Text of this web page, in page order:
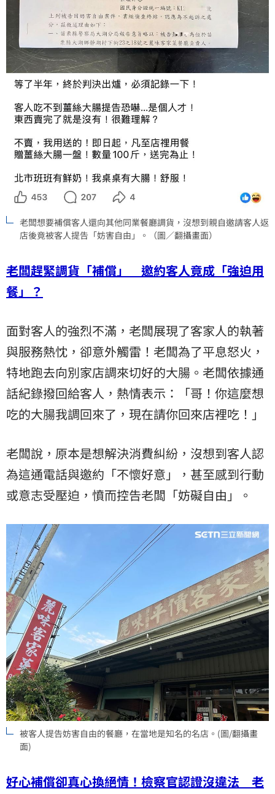
老闆想要補償客人還向其他同業餐廳調貨，沒想到親自邀請客人返
店後竟被客人提告「妨害自由」。（圖／翻攝畫面）
老闆趕緊調貨「補償」 邀約客人竟成「強迫用
餐」？
面對客人的強烈不滿，老闆展現了客家人的執著
與服務熱忱，卻意外觸雷！老闆為了平息怒火，
特地跑去向別家店調來切好的大腸。老闆依據通
話紀錄撥回給客人，熱情表示：「哥！你這麼想
吃的大腸我調回來了，現在請你回來店裡吃！」
老闆說，原本是想解決消費糾紛，沒想到客人認
為這通電話與邀約「不懷好意」，甚至感到行動
或意志受壓迫，憤而控告老闆「妨礙自由」。
被客人提告妨害自由的餐廳，在當地是知名的名店。(圖/翻攝畫
面)
好心補償卻真心換絕情！檢察官認證沒違法 老